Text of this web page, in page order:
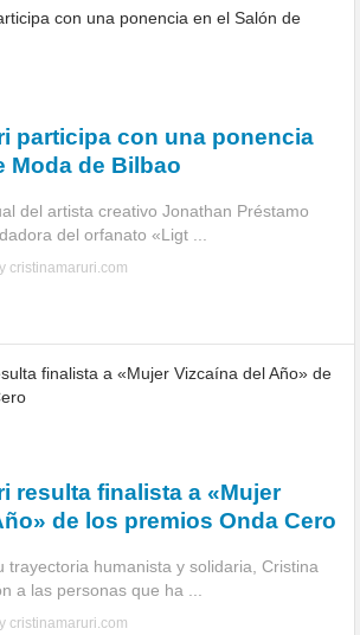
participa con una ponencia
Moda de Bilbao
del artista creativo Jonathan Préstamo
del orfanato «Ligt ...
cristinamaruri.com
resulta finalista a «Mujer
de los premios Onda Cero
trayectoria humanista y solidaria, Cristina
a las personas que ha ...
cristinamaruri.com